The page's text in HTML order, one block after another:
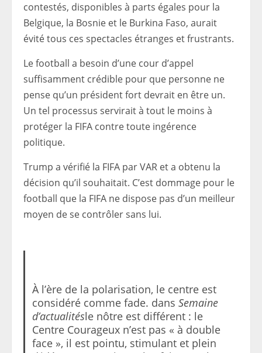
contestés, disponibles à parts égales pour la
Belgique, la Bosnie et le Burkina Faso, aurait
évité tous ces spectacles étranges et frustrants.
Le football a besoin d’une cour d’appel
suffisamment crédible pour que personne ne
pense qu’un président fort devrait en être un.
Un tel processus servirait à tout le moins à
protéger la FIFA contre toute ingérence
politique.
Trump a vérifié la FIFA par VAR et a obtenu la
décision qu’il souhaitait. C’est dommage pour le
football que la FIFA ne dispose pas d’un meilleur
moyen de se contrôler sans lui.
À l’ère de la polarisation, le centre est
considéré comme fade. dans Semaine
d’actualitésle nôtre est différent : le
Centre Courageux n’est pas « à double
face », il est pointu, stimulant et plein